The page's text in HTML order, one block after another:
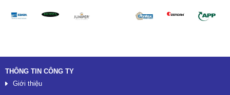
THÔNG TIN CÔNG TY
Giới thiệu